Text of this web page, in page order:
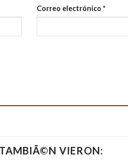
Correo electrónico *
TAMBIÃ©N VIERON: